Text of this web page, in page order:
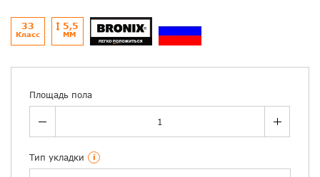
33
Класс
5,5
ММ
Площадь пола
Тип укладки i